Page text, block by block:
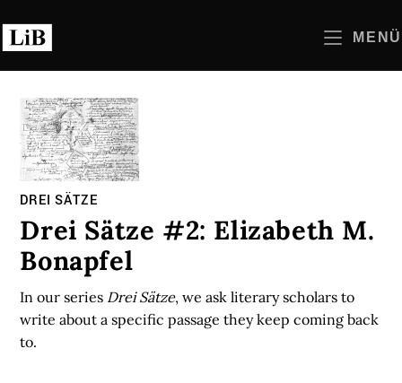
Inhalt
springen
MENÜ
DREI SÄTZE
Drei Sätze #2: Elizabeth M.
Bonapfel
In our series Drei Sätze, we ask literary scholars to
write about a specific passage they keep coming back
to.